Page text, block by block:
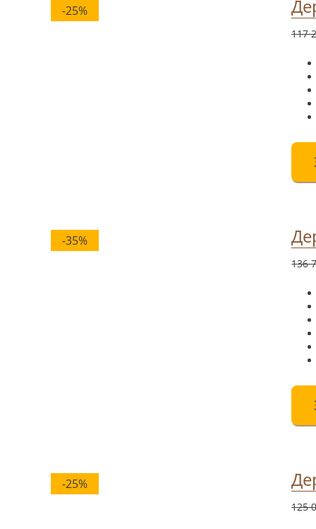
-25%
117
-35%
136
-25%
125